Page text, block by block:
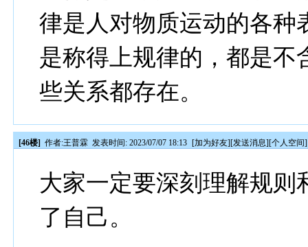
律是人对物质运动的各种
是称得上规律的，都是不
些关系都存在。
[46楼] 作者:王普霖 发表时间: 2023/07/07 18:13 [加为好友][发送消息][个人空间]
大家一定要深刻理解规则
了自己。